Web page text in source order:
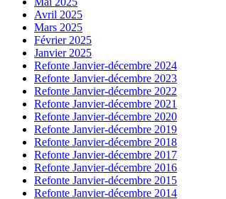
Avril 2025
Mars 2025
Février 2025
Janvier 2025
Refonte Janvier-décembre 2024
Refonte Janvier-décembre 2023
Refonte Janvier-décembre 2022
Refonte Janvier-décembre 2021
Refonte Janvier-décembre 2020
Refonte Janvier-décembre 2019
Refonte Janvier-décembre 2018
Refonte Janvier-décembre 2017
Refonte Janvier-décembre 2016
Refonte Janvier-décembre 2015
Refonte Janvier-décembre 2014